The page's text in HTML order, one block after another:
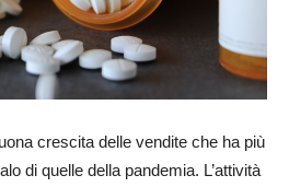
crescita delle vendite che ha più
di quelle della pandemia. L’attività